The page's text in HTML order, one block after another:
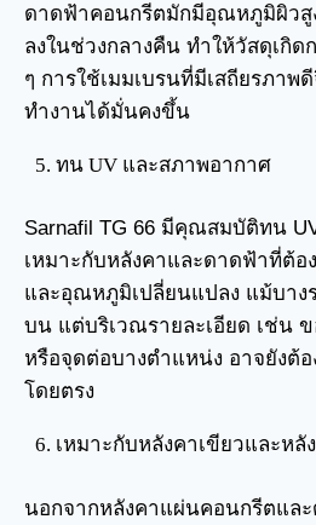
ดาดฟ้าคอนกรีตมักมีอุณหภูมิผิวสู
ลงในช่วงกลางคืน ทำให้วัสดุเกิ
ๆ การใช้เมมเบรนที่มีเสถียรภาพ
ทำงานได้มั่นคงขึ้น
ทน UV และสภาพอากาศ
Sarnafil TG 66 มีคุณสมบัติทน
เหมาะกับหลังคาและดาดฟ้าที่ต้
และอุณหภูมิเปลี่ยนแปลง แม้บา
บน แต่บริเวณรายละเอียด เช่น ข
หรือจุดต่อบางตำแหน่ง อาจยังต้
โดยตรง
เหมาะกับหลังคาเขียวและหลั
นอกจากหลังคาแผ่นคอนกรีตแล